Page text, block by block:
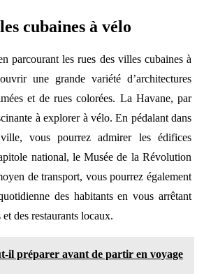
cubaines à vélo
parcourant les rues des villes cubaines à
une grande variété d’architectures
et de rues colorées. La Havane, par
à explorer à vélo. En pédalant dans
vous pourrez admirer les édifices
national, le Musée de la Révolution
de transport, vous pourrez également
des habitants en vous arrêtant
des restaurants locaux.
il préparer avant de partir en voyage